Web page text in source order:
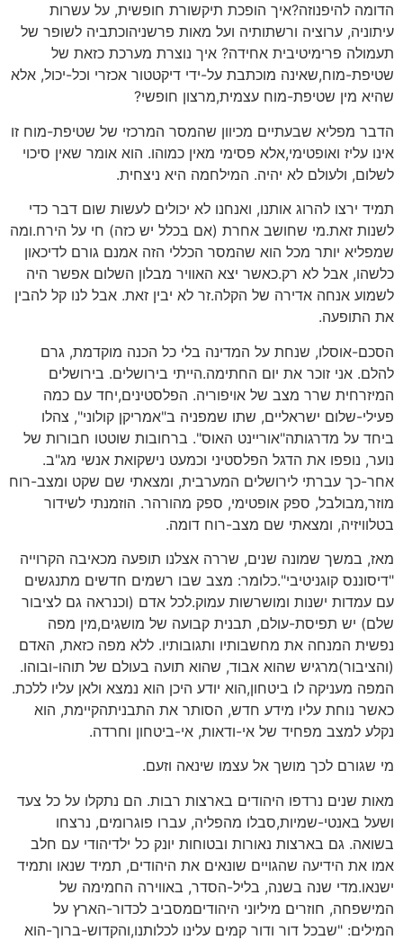
הדומה להיפנוזה?איך הופכת תיקשורת חופשית, על עשרות
עיתוניה, ערוציה ורשתותיה ועל מאות פרשניהוכתביה לשופר של
תעמולה פרימיטיבית אחידה? איך נוצרת מערכת כזאת של
שטיפת-מוח,שאינה מוכתבת על-ידי דיקטטור אכזרי וכל-יכול, אלא
שהיא מין שטיפת-מוח עצמית,מרצון חופשי?
הדבר מפליא שבעתיים מכיוון שהמסר המרכזי של שטיפת-מוח זו
אינו עליז ואופטימי,אלא פסימי מאין כמוהו. הוא אומר שאין סיכוי
לשלום, ולעולם לא יהיה. המילחמה היא ניצחית.
תמיד ירצו להרוג אותנו, ואנחנו לא יכולים לעשות שום דבר כדי
לשנות זאת.מי שחושב אחרת (אם בכלל יש כזה) חי על הירח.ומה
שמפליא יותר מכל הוא שהמסר הכללי הזה אמנם גורם לדיכאון
כלשהו, אבל לא רק.כאשר יצא האוויר מבלון השלום אפשר היה
לשמוע אנחה אדירה של הקלה.זר לא יבין זאת. אבל לנו קל להבין
את התופעה.
הסכם-אוסלו, שנחת על המדינה בלי כל הכנה מוקדמת, גרם
להלם. אני זוכר את יום החתימה.הייתי בירושלים. בירושלים
המיזרחית שרר מצב של אויפוריה. הפלסטינים,יחד עם כמה
פעילי-שלום ישראליים, שתו שמפניה ב"אמריקן קולוני", צהלו
ביחד על מדרגותה"אוריינט האוס". ברחובות שוטטו חבורות של
נוער, נופפו את הדגל הפלסטיני וכמעט נישקואת אנשי מג"ב.
אחר-כך עברתי לירושלים המערבית, ומצאתי שם שקט ומצב-רוח
מוזר,מבולבל, ספק אופטימי, ספק מהורהר. הוזמנתי לשידור
בטלוויזיה, ומצאתי שם מצב-רוח דומה.
מאז, במשך שמונה שנים, שררה אצלנו תופעה מכאיבה הקרוייה
"דיסוננס קוגניטיבי".כלומר: מצב שבו רשמים חדשים מתנגשים
עם עמדות ישנות ומושרשות עמוק.לכל אדם (וכנראה גם לציבור
שלם) יש תפיסת-עולם, תבנית קבועה של מושגים,מין מפה
נפשית המנחה את מחשבותיו ותגובותיו. ללא מפה כזאת, האדם
(והציבור)מרגיש שהוא אבוד, שהוא תועה בעולם של תוהו-ובוהו.
המפה מעניקה לו ביטחון,הוא יודע היכן הוא נמצא ולאן עליו ללכת.
כאשר נוחת עליו מידע חדש, הסותר את התבניתהקיימת, הוא
נקלע למצב מפחיד של אי-ודאות, אי-ביטחון וחרדה.
מי שגורם לכך מושך אל עצמו שינאה וזעם.
מאות שנים נרדפו היהודים בארצות רבות. הם נתקלו על כל צעד
ושעל באנטי-שמיות,סבלו מהפליה, עברו פוגרומים, נרצחו
בשואה. גם בארצות נאורות ובטוחות יונק כל ילדיהודי עם חלב
אמו את הידיעה שהגויים שונאים את היהודים, תמיד שנאו ותמיד
ישנאו.מדי שנה בשנה, בליל-הסדר, באווירה החמימה של
המישפחה, חוזרים מיליוני היהודיםמסביב לכדור-הארץ על
המילים: "שבכל דור ודור קמים עלינו לכלותנו,והקדוש-ברוך-הוא